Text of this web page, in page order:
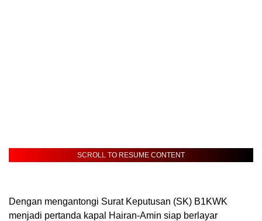
SCROLL TO RESUME CONTENT
Dengan mengantongi Surat Keputusan (SK) B1KWK
menjadi pertanda kapal Hairan-Amin siap berlayar